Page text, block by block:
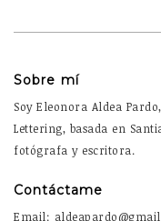
Sobre mí
Soy Eleonora Aldea
Lettering, basada en
fotógrafa y escritora.
Contáctame
Email: